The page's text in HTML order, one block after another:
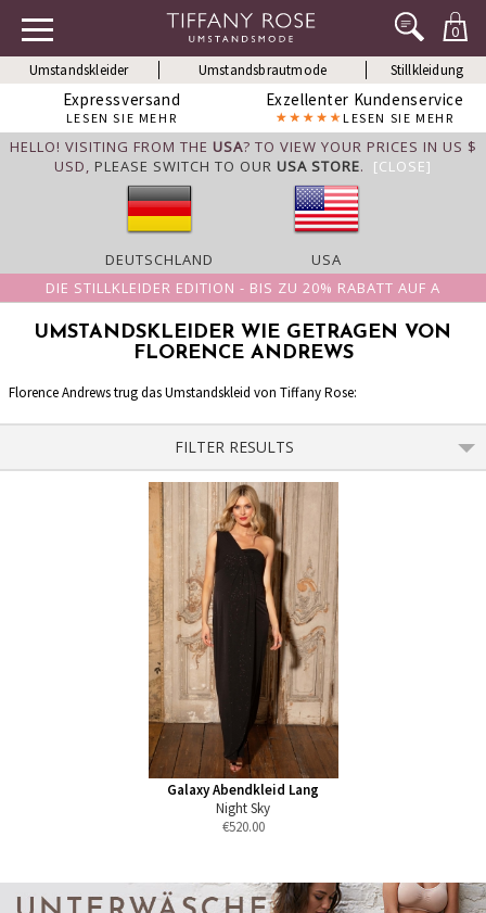
0
Umstandskleider Umstandsbrautmode Stillkleidung
Expressversand
LESEN SIE MEHR
Exzellenter Kundenservice
LESEN SIE MEHR
HELLO! VISITING FROM THE USA? TO VIEW YOUR PRICES IN US $
USD, PLEASE SWITCH TO OUR USA STORE. [CLOSE]
DEUTSCHLAND
USA
DIE STILLKLEIDER EDITION - BIS ZU 20% RABATT AUF A
UMSTANDSKLEIDER WIE GETRAGEN VON
FLORENCE ANDREWS
Florence Andrews trug das Umstandskleid von Tiffany Rose:
FILTER RESULTS
Galaxy Abendkleid Lang
Night Sky
€520.00